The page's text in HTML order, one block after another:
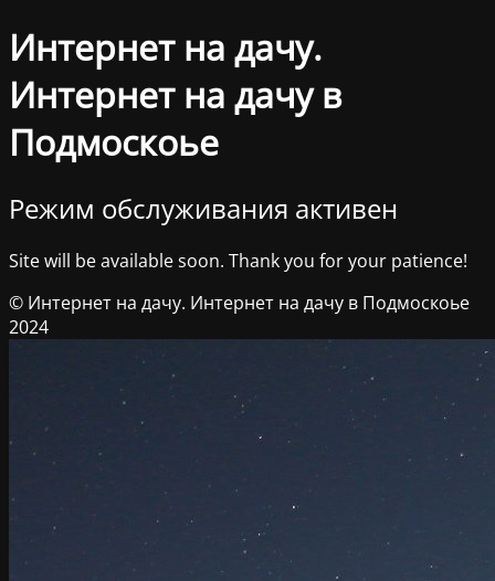
Интернет на дачу.
Интернет на дачу в
Подмоскоье
Режим обслуживания активен
Site will be available soon. Thank you for your patience!
© Интернет на дачу. Интернет на дачу в Подмоскоье
2024